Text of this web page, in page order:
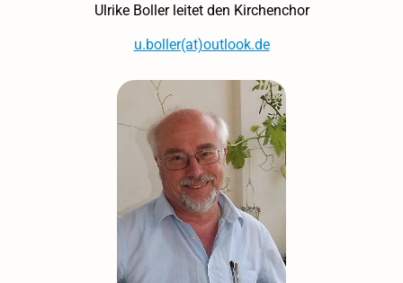
Ulrike Boller leitet den Kirchenchor
u.boller(at)outlook.de